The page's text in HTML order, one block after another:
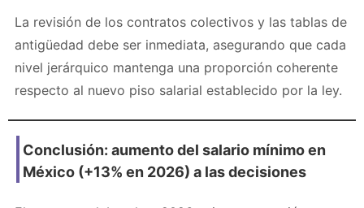
La revisión de los contratos colectivos y las tablas de
antigüedad debe ser inmediata, asegurando que cada
nivel jerárquico mantenga una proporción coherente
respecto al nuevo piso salarial establecido por la ley.
Conclusión: aumento del salario mínimo en
México (+13% en 2026) a las decisiones